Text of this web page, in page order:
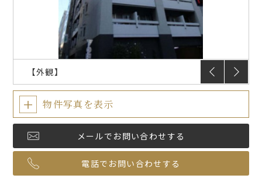
プラウドフラット
仲介会社様
【外観】
物件写真を表示
メールでお問い合わせする
電話でお問い合わせする